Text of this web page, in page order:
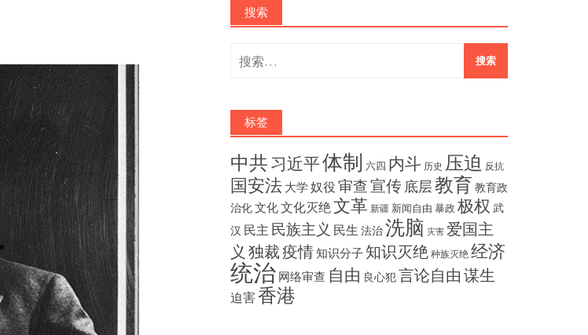
搜索
搜
索：
标签
中共习近平体制 六四 内斗 历史 压迫 反抗
国安法 大学 奴役 审查宣传底层教育 教育政
治化文化文化灭绝文革 新疆 新闻自由 暴政 极权 武
汉 民主 民族主义 民生 法治洗脑 灾害 爱国主
义 独裁疫情知识分子 知识灭绝 种族灭绝 经济
统治 网络审查 自由 良心犯言论自由 谋生
迫害香港